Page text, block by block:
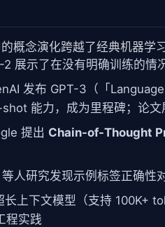
概念演化跨越了经典机器学
2 展示了在没有明确训练的
发布 GPT-3（「
能力，成为里程碑；论
提出 Chain-of-Thought
人研究发现示例标签正确性
长上下文模型（支持 100K+
程实践